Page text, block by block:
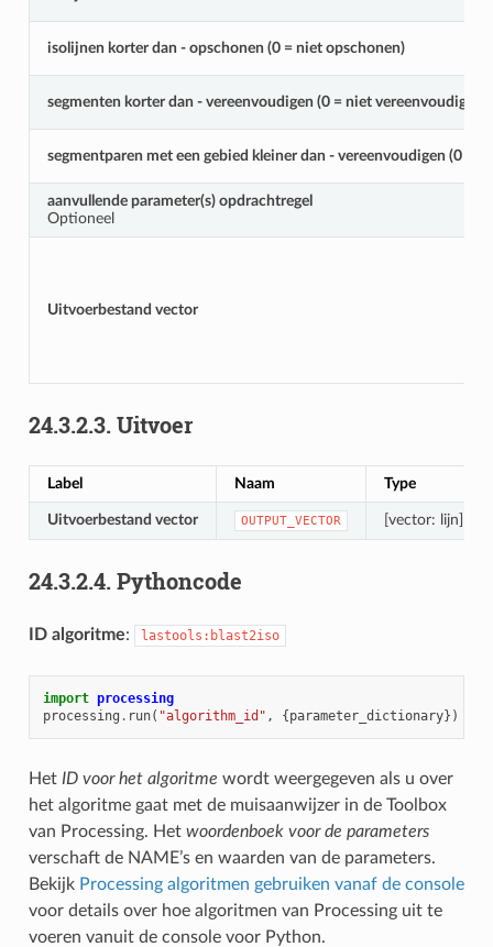
isolijnen korter dan - opschonen (0 = niet opschonen)
segmenten korter dan - vereenvoudigen (0 = niet vereenvoudigen)
segmentparen met een gebied kleiner dan - vereenvoudigen (0 =
aanvullende parameter(s) opdrachtregel
Optioneel
Uitvoerbestand vector
24.3.2.3. Uitvoer
Label Naam Type
Uitvoerbestand vector OUTPUT_VECTOR [vector: lijn]
24.3.2.4. Pythoncode
ID algoritme: lastools:blast2iso
import processing
processing . run( "algorithm_id" , {parameter_dictionary})
Het ID voor het algoritme wordt weergegeven als u over
het algoritme gaat met de muisaanwijzer in de Toolbox
van Processing. Het woordenboek voor de parameters
verschaft de NAME’s en waarden van de parameters.
Bekijk Processing algoritmen gebruiken vanaf de console
voor details over hoe algoritmen van Processing uit te
voeren vanuit de console voor Python.